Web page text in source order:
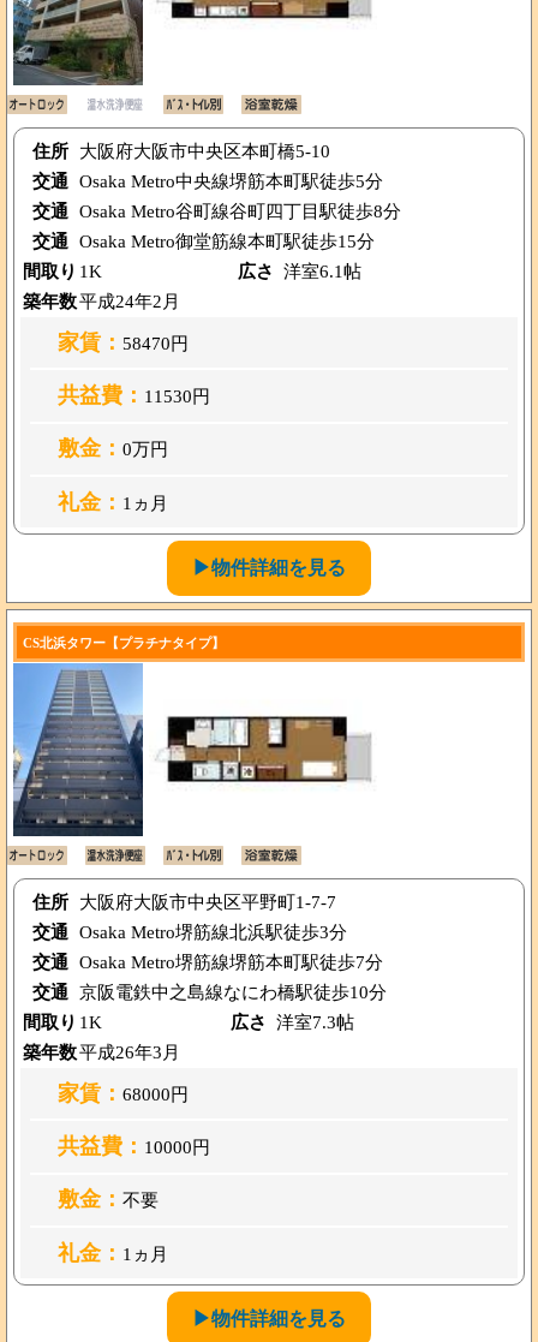
住所
大阪府大阪市中央区本町橋5-10
交通 Osaka Metro中央線堺筋本町駅徒歩5分
交通 Osaka Metro谷町線谷町四丁目駅徒歩8分
交通 Osaka Metro御堂筋線本町駅徒歩15分
間取り 1K 広さ 洋室6.1帖
築年数平成24年2月
家賃： 58470円
共益費： 11530円
敷金： 0万円
礼金： 1ヵ月
▶物件詳細を見る
CS北浜タワー【プラチナタイプ】
住所
大阪府大阪市中央区平野町1-7-7
交通 Osaka Metro堺筋線北浜駅徒歩3分
交通 Osaka Metro堺筋線堺筋本町駅徒歩7分
交通 京阪電鉄中之島線なにわ橋駅徒歩10分
間取り 1K 広さ 洋室7.3帖
築年数平成26年3月
家賃： 68000円
共益費： 10000円
敷金： 不要
礼金： 1ヵ月
▶物件詳細を見る